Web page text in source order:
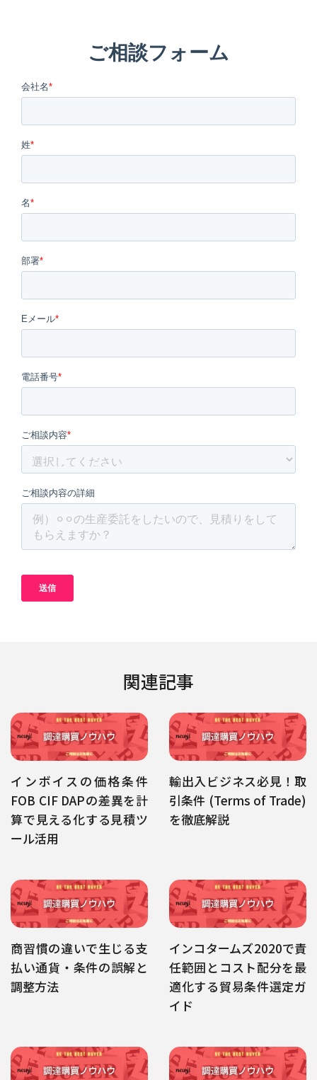
関連記事
インボイスの価格条件
FOB CIF DAPの差異を計
算で見える化する見積ツ
ール活用
輸出入ビジネス必見！取
引条件 (Terms of Trade)
を徹底解説
商習慣の違いで生じる支
払い通貨・条件の誤解と
調整方法
インコタームズ2020で責
任範囲とコスト配分を最
適化する貿易条件選定ガ
イド